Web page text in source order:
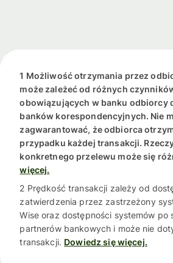
1 Możliwość otrzymania przez
może zależeć od różnych
obowiązujących w banku odbiorcy
banków korespondencyjnych. Nie
zagwarantować, że odbiorca
przypadku każdej transakcji.
konkretnego przelewu może się
więcej.
2 Prędkość transakcji zależy od
zatwierdzenia przez zastrzeżony
Wise oraz dostępności systemów po
partnerów bankowych i może nie
transakcji. Dowiedz się więcej.